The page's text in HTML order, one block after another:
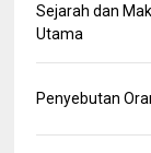
Sejarah dan
Utama
Penyebutan